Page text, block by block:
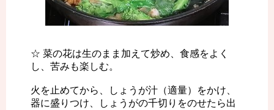
☆ 菜の花は生のまま加えて炒め、食感をよく
し、苦みも楽しむ。
火を止めてから、しょうが汁（適量）をかけ、
器に盛りつけ、しょうがの千切りをのせたら出